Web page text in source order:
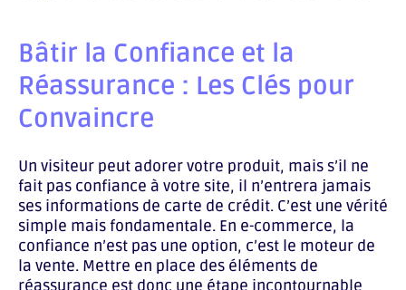
Bâtir la Confiance et la
Réassurance : Les Clés pour
Convaincre
Un visiteur peut adorer votre produit, mais s’il ne
fait pas confiance à votre site, il n’entrera jamais
ses informations de carte de crédit. C’est une vérité
simple mais fondamentale. En e-commerce, la
confiance n’est pas une option, c’est le moteur de
la vente. Mettre en place des éléments de
réassurance est donc une étape incontournable